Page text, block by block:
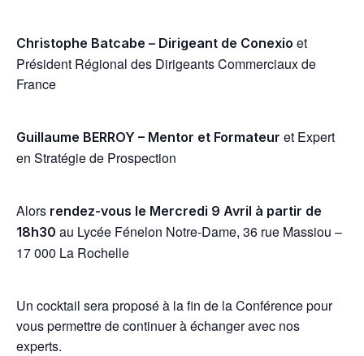
Christophe Batcabe – Dirigeant de Conexio et
Président Régional des Dirigeants Commerciaux de
France
Guillaume BERROY – Mentor et Formateur et Expert
en Stratégie de Prospection
Alors rendez-vous le Mercredi 9 Avril à partir de
18h30 au Lycée Fénelon Notre-Dame, 36 rue Massiou –
17 000 La Rochelle
Un cocktail sera proposé à la fin de la Conférence pour
vous permettre de continuer à échanger avec nos
experts.